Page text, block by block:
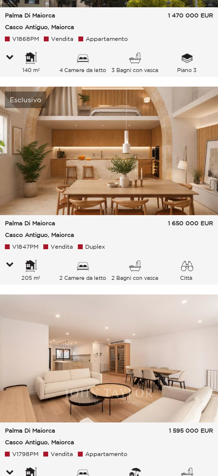
Palma Di Maiorca
Casco Antiguo, Maiorca
1 470 000 EUR
V1868PM Vendita Appartamento
140 m² 4 Camere da letto 3 Bagni con vasca Piano 3
Esclusivo
Palma Di Maiorca
Casco Antiguo, Maiorca
1 650 000 EUR
V1847PM Vendita Duplex
205 m² 2 Camere da letto 2 Bagni con vasca Città
Palma Di Maiorca
Casco Antiguo, Maiorca
1 595 000 EUR
V1798PM Vendita Appartamento